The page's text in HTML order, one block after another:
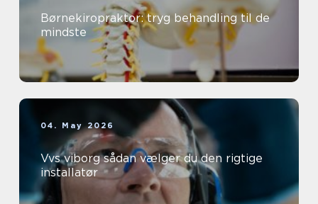
Børnekiropraktor: tryg behandling til de
mindste
04. May 2026
Vvs viborg sådan vælger du den rigtige
installatør